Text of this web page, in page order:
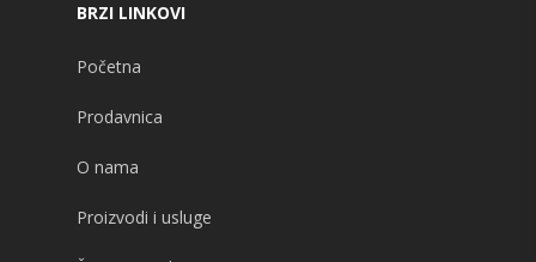
BRZI LINKOVI
Početna
Prodavnica
O nama
Proizvodi i usluge